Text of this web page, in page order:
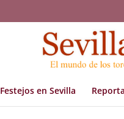
Festejos en Sevilla